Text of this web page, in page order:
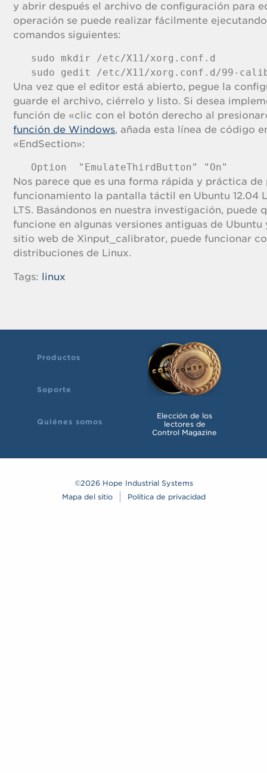
y abrir después el archivo de configuración para
operación se puede realizar fácilmente
comandos siguientes:
sudo mkdir /etc/X11/xorg.conf.d
sudo gedit /etc/X11/xorg.conf.d/99-
Una vez que el editor está abierto, pegue la
guarde el archivo, ciérrelo y listo. Si desea
función de «clic con el botón derecho al
función de Windows, añada esta línea de código
«EndSection»:
Option  "EmulateThirdButton" "On"
Nos parece que es una forma rápida y práctica de
funcionamiento la pantalla táctil en Ubuntu 12.04
LTS. Basándonos en nuestra investigación, puede
funcione en algunas versiones antiguas de Ubuntu
sitio web de Xinput_calibrator, puede funcionar
distribuciones de Linux.
Tags: linux
Productos
Soporte
Quiénes somos
Elección de los
lectores de
Control Magazine
©2026 Hope Industrial Systems
Mapa del sitio
Política de privacidad